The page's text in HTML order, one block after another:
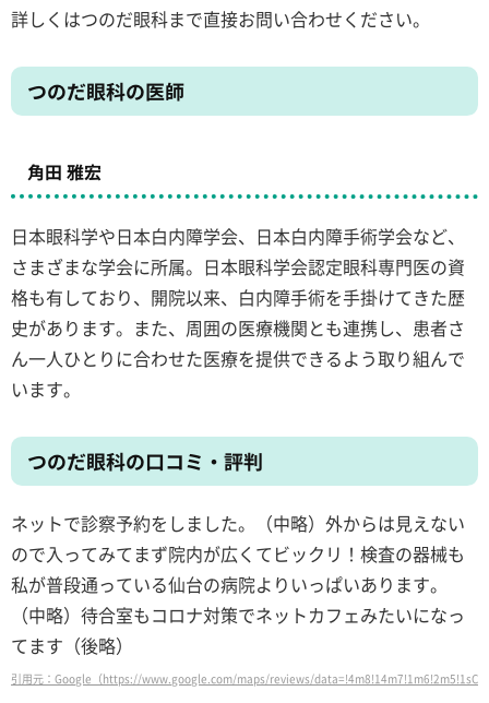
詳しくはつのだ眼科まで直接お問い合わせください。
つのだ眼科の医師
角田 雅宏
日本眼科学や日本白内障学会、日本白内障手術学会など、
さまざまな学会に所属。日本眼科学会認定眼科専門医の資
格も有しており、開院以来、白内障手術を手掛けてきた歴
史があります。また、周囲の医療機関とも連携し、患者さ
ん一人ひとりに合わせた医療を提供できるよう取り組んで
います。
つのだ眼科の口コミ・評判
ネットで診察予約をしました。（中略）外からは見えない
ので入ってみてまず院内が広くてビックリ！検査の器械も
私が普段通っている仙台の病院よりいっぱいあります。
（中略）待合室もコロナ対策でネットカフェみたいになっ
てます（後略）
引用元：Google（https://www.google.com/maps/reviews/